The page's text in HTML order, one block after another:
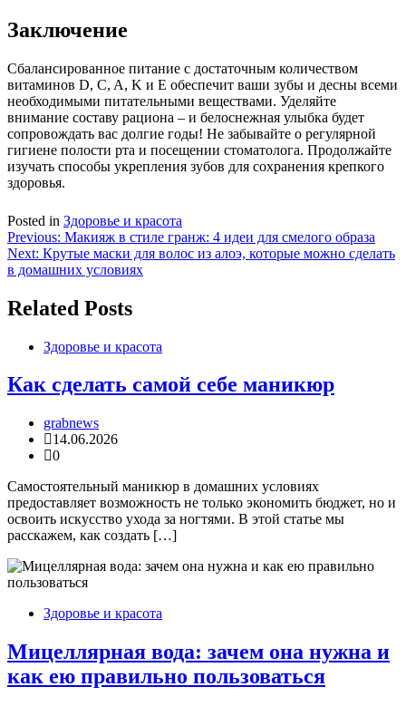
Заключение
Сбалансированное питание с достаточным количеством
витаминов D, C, A, K и E обеспечит ваши зубы и десны всеми
необходимыми питательными веществами. Уделяйте
внимание составу рациона – и белоснежная улыбка будет
сопровождать вас долгие годы! Не забывайте о регулярной
гигиене полости рта и посещении стоматолога. Продолжайте
изучать способы укрепления зубов для сохранения крепкого
здоровья.
Posted in Здоровье и красота
Навигация
по
Previous: Макияж в стиле гранж: 4 идеи для смелого образа
Next: Крутые маски для волос из алоэ, которые можно сделать
в домашних условиях
Related Posts
Здоровье и красота
Как сделать самой себе маникюр
grabnews
14.06.2026
0
Самостоятельный маникюр в домашних условиях
предоставляет возможность не только экономить бюджет, но и
освоить искусство ухода за ногтями. В этой статье мы
расскажем, как создать […]
Здоровье и красота
Мицеллярная вода: зачем она нужна и
как ею правильно пользоваться